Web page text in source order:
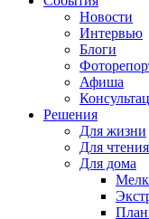
Новости
Интервью
Блоги
Афиша
Решения
Для жизни
Для чтения
Для дома